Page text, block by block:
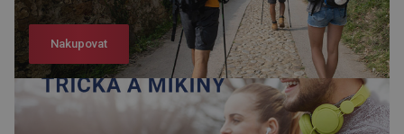
Nakupovat